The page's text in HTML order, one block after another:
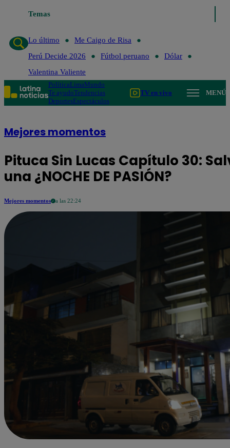
Temas
Lo último
Me Caigo de Risa
Perú Decide 2026
Fútbol peruano
Dólar
Valentina Valiente
PolíticaLimaMundo
Te ayudoTendencias
DeportesEspectáculos
TV en vivo MENÚ
Mejores momentos
Pituca Sin Lucas Capítulo 30:
una ¿NOCHE DE PASIÓN?
Mejores momentos a las 22:24